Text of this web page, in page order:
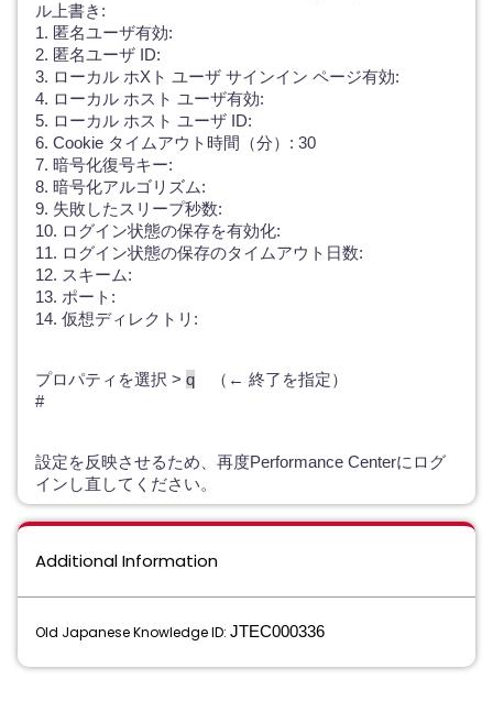
ル上書き:
1. 匿名ユーザ有効:
2. 匿名ユーザ ID:
3. ローカル ホXト ユーザ サインイン ページ有効:
4. ローカル ホスト ユーザ有効:
5. ローカル ホスト ユーザ ID:
6. Cookie タイムアウト時間（分）: 30
7. 暗号化復号キー:
8. 暗号化アルゴリズム:
9. 失敗したスリープ秒数:
10. ログイン状態の保存を有効化:
11. ログイン状態の保存のタイムアウト日数:
12. スキーム:
13. ポート:
14. 仮想ディレクトリ:
プロパティを選択 > q （← 終了を指定）
#
設定を反映させるため、再度Performance Centerにログ
インし直してください。
Additional Information
Old Japanese Knowledge ID: JTEC000336